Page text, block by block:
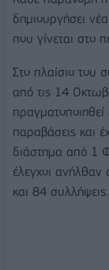
δημιουργήσει
που γίνεται στο
Στο πλαίσιο του
από τις 14
παραβάσεις και
διάστημα από 1
έλεγχοι
και 84 συλλήψεις.